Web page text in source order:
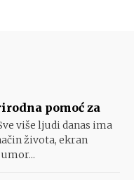
pomoć za
više ljudi danas ima
života, ekran